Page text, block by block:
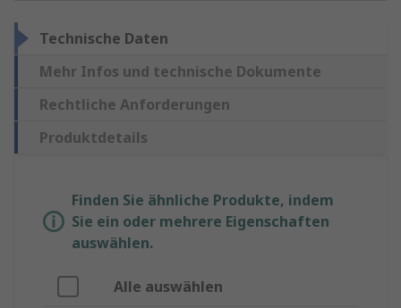
Technische Daten
Mehr Infos und technische Dokumente
Rechtliche Anforderungen
Produktdetails
Finden Sie ähnliche Produkte, indem
Sie ein oder mehrere Eigenschaften
auswählen.
Alle auswählen